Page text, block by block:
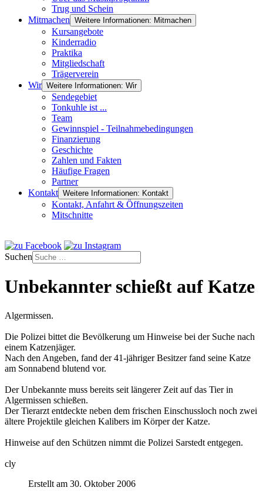
Trug und Schein
Mitmachen Weitere Informationen: Mitmachen
Kursangebote
Kinderradio
Praktika
Mitgliedschaft
Trägerverein
Wir Weitere Informationen: Wir
Sendegebiet
Tonkuhle ist ...
Team
Gewinnspiel - Teilnahmebedingungen
Finanzierung
Geschichte
Zahlen und Fakten
Häufige Fragen
Partner
Kontakt Weitere Informationen: Kontakt
Kontakt, Anfahrt & Öffnungszeiten
Mitschnitte
Suchen
Unbekannter schießt auf Katze
Algermissen.
Die Polizei bittet die Bevölkerung um Hinweise bei der Suche nach
einem Katzenjäger.
Nach den Angeben, fand der 41-jähriger Besitzer fand seine Katze
am Sonnabend blutend vor.
Der Unbekannte muss bereits seit längerer Zeit auf das Tier in
Algermissen schießen.
Der Tierarzt entdeckte neben dem frischen Einschussloch noch zwei
ältere Projektile gleichen Kalibers im Körper der Katze.
Hinweise auf den Schützen nimmt die Polizei Sarstedt entgegen.
cly
Erstellt am 30. Oktober 2006